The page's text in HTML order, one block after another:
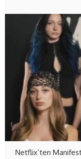
Netflix’ten